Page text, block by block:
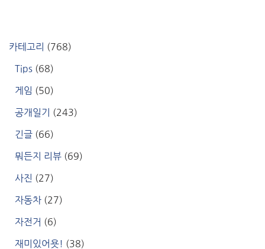
카테고리 (768)
Tips (68)
게임 (50)
공개일기 (243)
긴글 (66)
뭐든지 리뷰 (69)
사진 (27)
자동차 (27)
자전거 (6)
재미있어욧! (38)